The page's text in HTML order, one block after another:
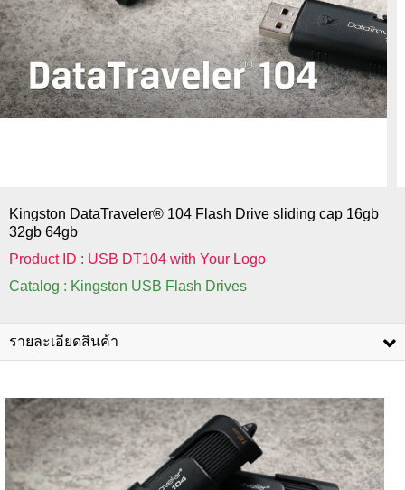
Kingston DataTraveler® 104 Flash Drive sliding cap 16gb
32gb 64gb
Product ID : USB DT104 with Your Logo
Catalog : Kingston USB Flash Drives
รายละเอียดสินค้า